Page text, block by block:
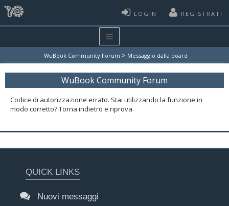
LOGIN REGISTRATI
WuBook Community Forum > Messaggio dalla board
WuBook Community Forum
Codice di autorizzazione errato. Stai utilizzando la funzione in
modo corretto? Torna indietro e riprova.
QUICK LINKS
Nuovi messaggi